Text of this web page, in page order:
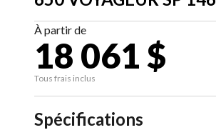
À partir de
18 061 $
Tous frais inclus
Spécifications